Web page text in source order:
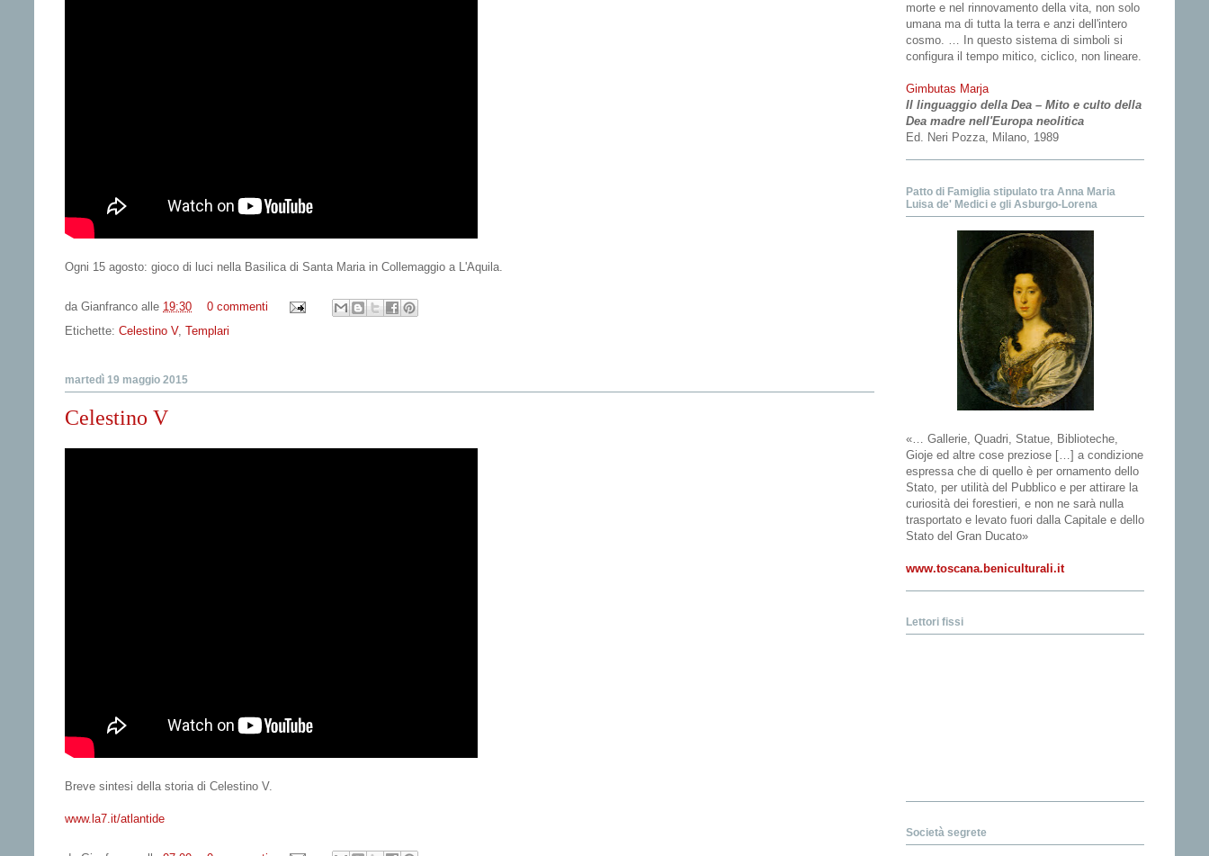
Ogni 15 agosto: gioco di luci nella Basilica di Santa Maria in Collemaggio a L'Aquila.
da Gianfranco alle 19:30
0 commenti
Etichette: Celestino V, Templari
martedì 19 maggio 2015
Celestino V
Breve sintesi della storia di Celestino V.
www.la7.it/atlantide
morte e nel rinnovamento della vita, non solo
umana ma di tutta la terra e anzi dell'intero
cosmo. … In questo sistema di simboli si
configura il tempo mitico, ciclico, non lineare.
Gimbutas Marja
Il linguaggio della Dea – Mito e culto della
Dea madre nell'Europa neolitica
Ed. Neri Pozza, Milano, 1989
Patto di Famiglia stipulato tra Anna Maria
Luisa de' Medici e gli Asburgo-Lorena
«… Gallerie, Quadri, Statue, Biblioteche,
Gioje ed altre cose preziose […] a condizione
espressa che di quello è per ornamento dello
Stato, per utilità del Pubblico e per attirare la
curiosità dei forestieri, e non ne sarà nulla
trasportato e levato fuori dalla Capitale e dello
Stato del Gran Ducato»
www.toscana.beniculturali.it
Lettori fissi
Società segrete